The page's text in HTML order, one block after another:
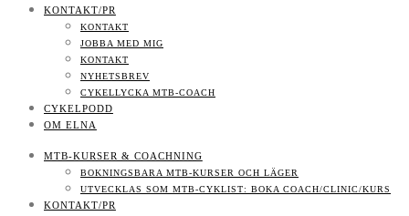
KONTAKT/PR
KONTAKT
JOBBA MED MIG
KONTAKT
NYHETSBREV
CYKELLYCKA MTB-COACH
CYKELPODD
OM ELNA
MTB-KURSER & COACHNING
BOKNINGSBARA MTB-KURSER OCH LÄGER
UTVECKLAS SOM MTB-CYKLIST: BOKA COACH/CLINIC/KURS
KONTAKT/PR